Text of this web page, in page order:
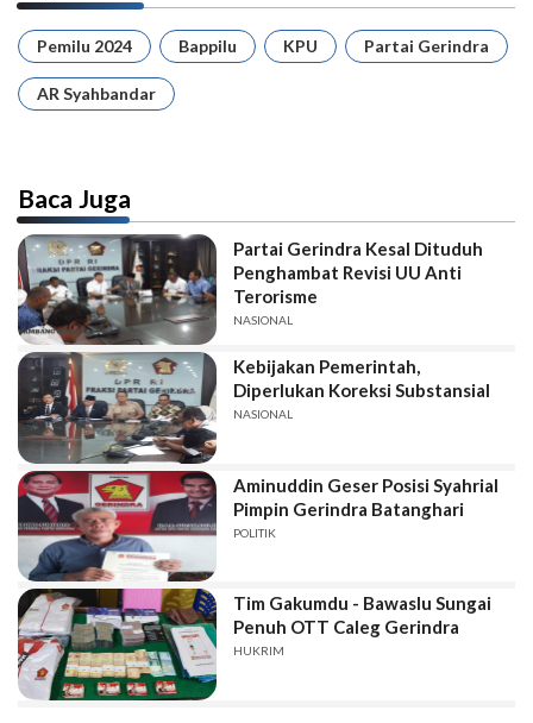
Pemilu 2024 Bappilu KPU Partai Gerindra
AR Syahbandar
Baca Juga
Partai Gerindra Kesal Dituduh
Penghambat Revisi UU Anti
Terorisme
NASIONAL
Kebijakan Pemerintah,
Diperlukan Koreksi Substansial
NASIONAL
Aminuddin Geser Posisi Syahrial
Pimpin Gerindra Batanghari
POLITIK
Tim Gakumdu - Bawaslu Sungai
Penuh OTT Caleg Gerindra
HUKRIM